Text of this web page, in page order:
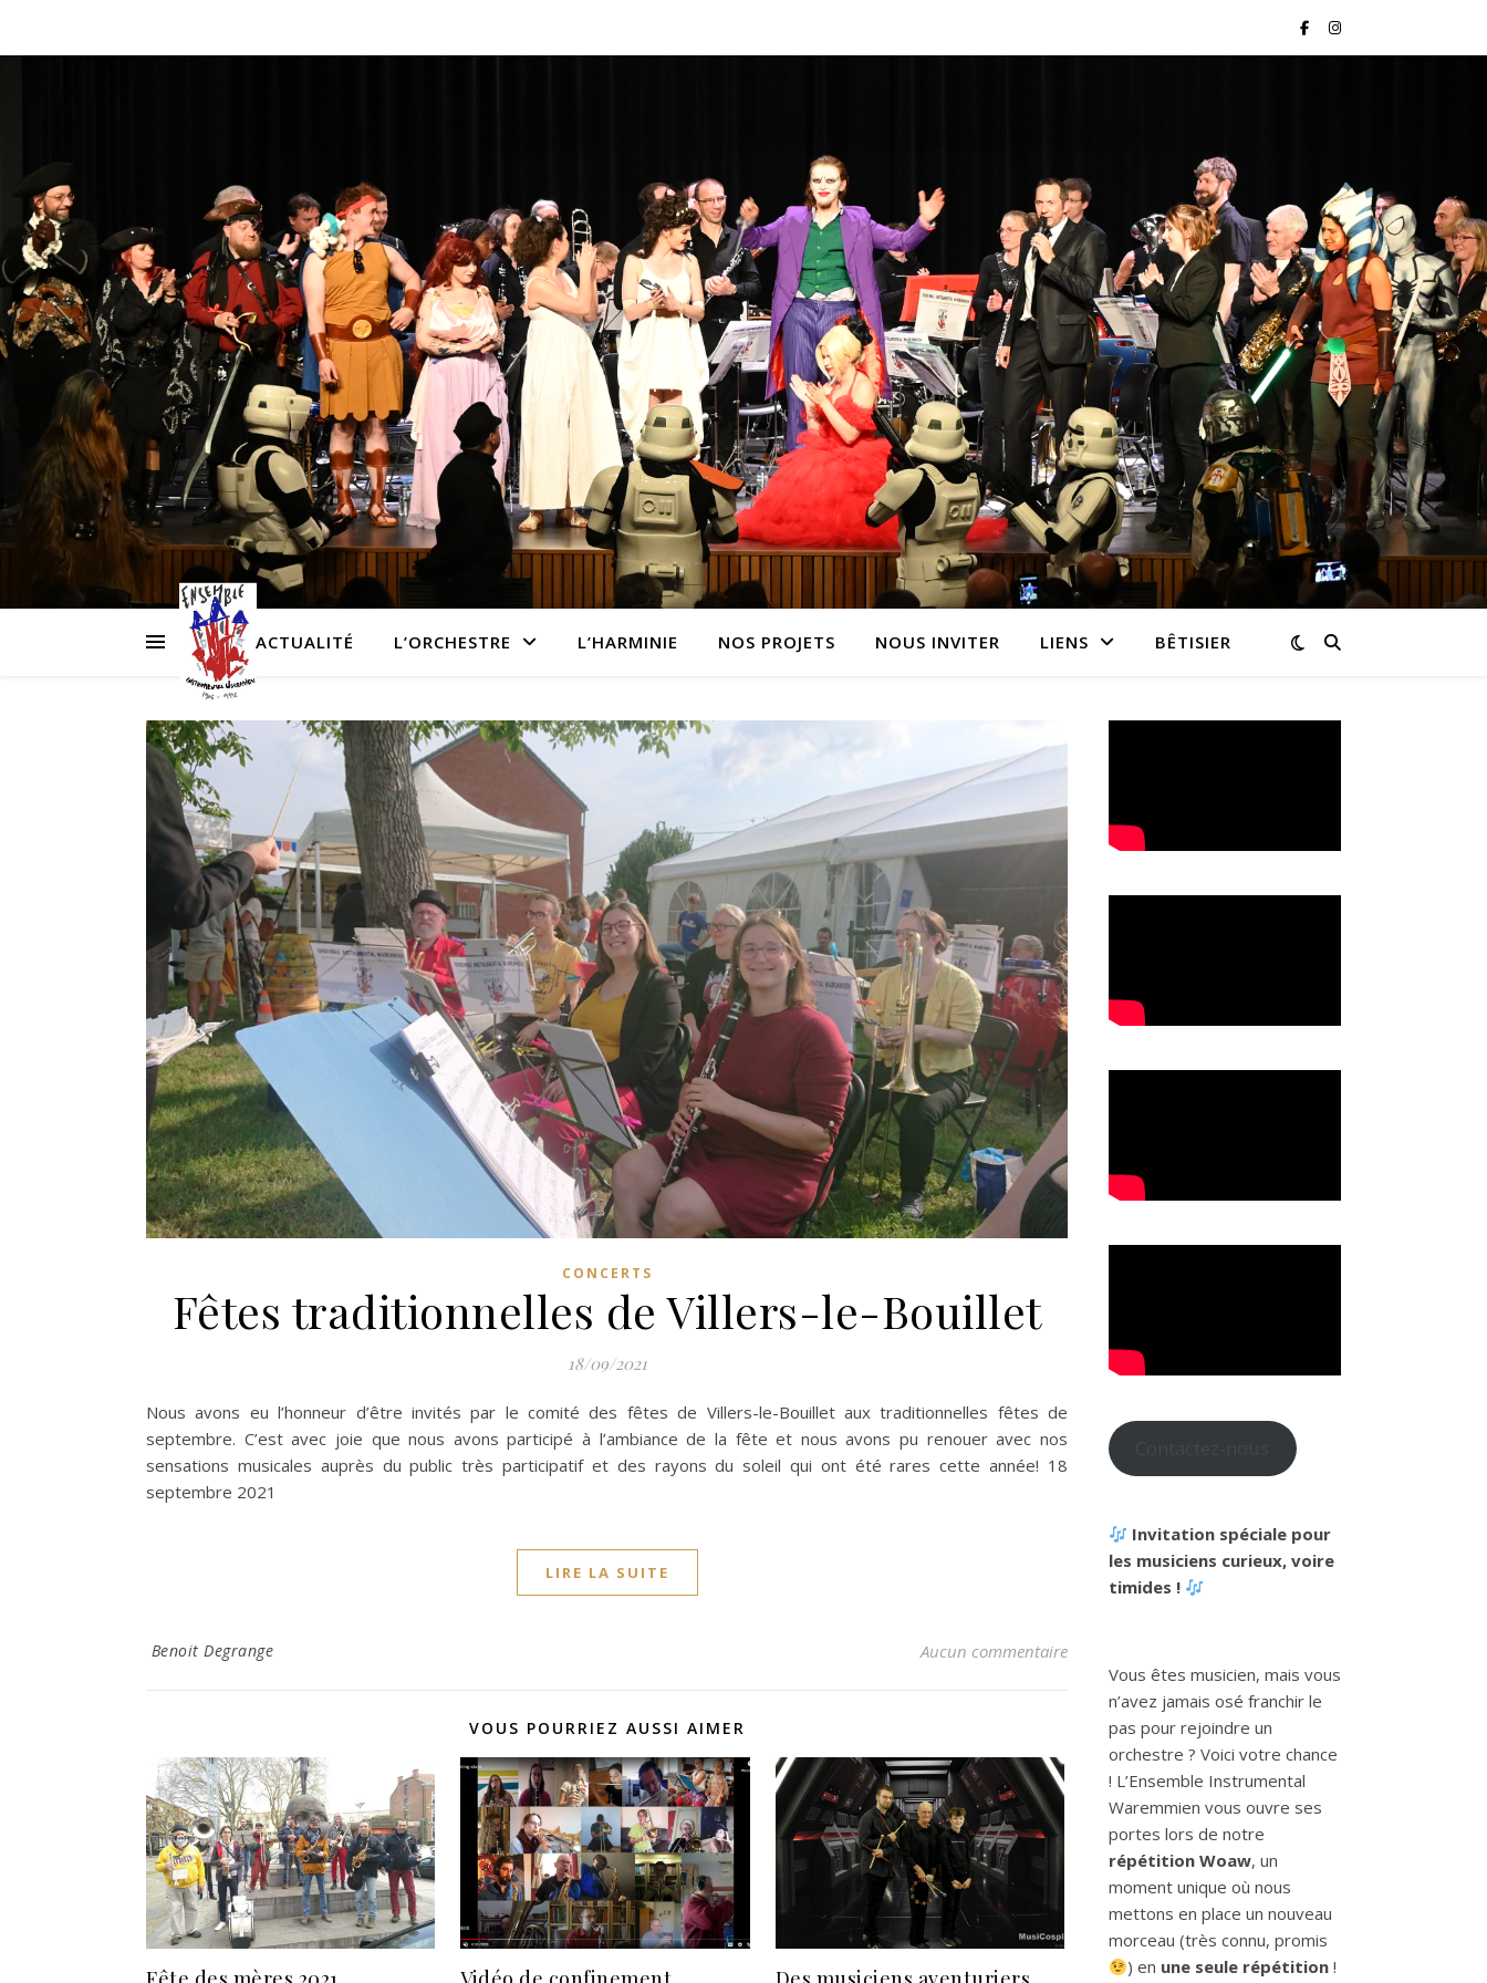
ACTUALITÉ L’ORCHESTRE L’HARMINIE NOS PROJETS NOUS INVITER LIENS BÊTISIER
CONCERTS
Fêtes traditionnelles de Villers-le-Bouillet
18/09/2021
Nous avons eu l’honneur d’être invités par le comité des fêtes de Villers-le-Bouillet aux traditionnelles fêtes de
septembre. C’est avec joie que nous avons participé à l’ambiance de la fête et nous avons pu renouer avec nos
sensations musicales auprès du public très participatif et des rayons du soleil qui ont été rares cette année! 18
septembre 2021
LIRE LA SUITE
Benoit Degrange Aucun commentaire
VOUS POURRIEZ AUSSI AIMER
Invitation spéciale pour
les musiciens curieux, voire
timides !
Vous êtes musicien, mais vous
n’avez jamais osé franchir le
pas pour rejoindre un
orchestre ? Voici votre chance
! L’Ensemble Instrumental
Waremmien vous ouvre ses
portes lors de notre
répétition Woaw, un
moment unique où nous
mettons en place un nouveau
morceau (très connu, promis
) en une seule répétition !